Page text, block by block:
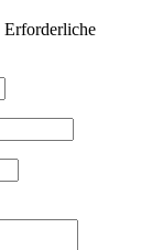
Erforderliche